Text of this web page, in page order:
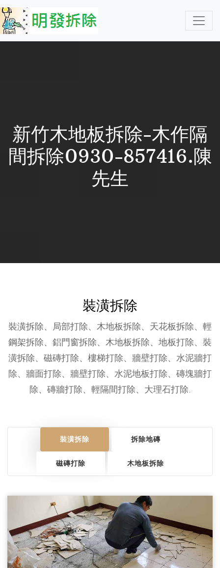
新竹木地板拆除-木作隔
間拆除0930-857416.陳
先生
裝潢拆除
裝潢拆除、局部打除、木地板拆除、天花板拆除、輕
鋼架拆除、鋁門窗拆除、木地板拆除、地板打除、裝
潢拆除、磁磚打除、樓梯打除、牆壁打除、水泥牆打
除、牆面打除、牆壁打除、水泥地板打除、磚塊牆打
除、磚牆打除、輕隔間打除、大理石打除.
裝潢拆除 拆除地磚
磁磚打除 木地板拆除